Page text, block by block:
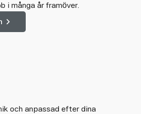
i många år framöver.
och anpassad efter dina